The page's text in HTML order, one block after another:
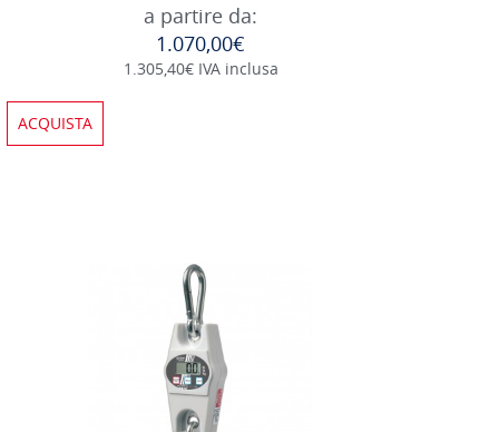
a partire da:
1.070,00€
1.305,40€ IVA inclusa
ACQUISTA